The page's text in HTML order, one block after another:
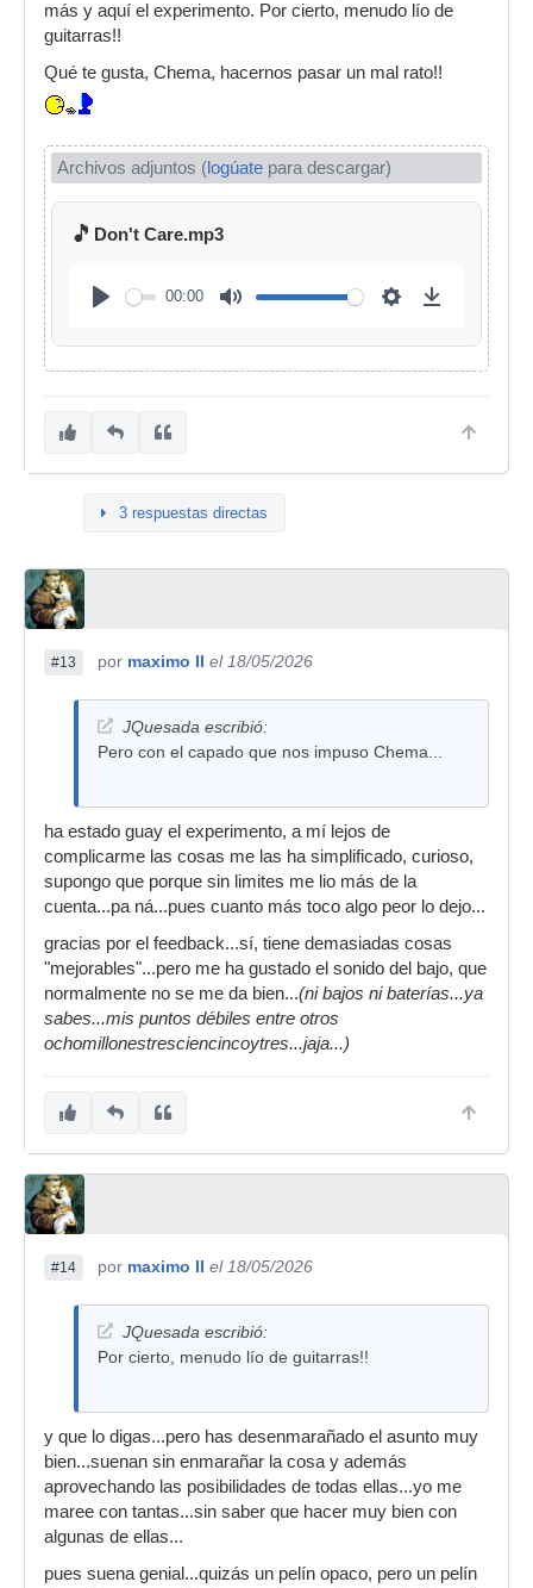
más y aquí el experimento. Por cierto, menudo lío de
guitarras!!
Qué te gusta, Chema, hacernos pasar un mal rato!!
Archivos adjuntos (logúate para descargar)
🎵 Don't Care.mp3
00:00
3 respuestas directas
#13 por maximo II el 18/05/2026
JQuesada escribió:
Pero con el capado que nos impuso Chema...
ha estado guay el experimento, a mí lejos de
complicarme las cosas me las ha simplificado, curioso,
supongo que porque sin limites me lio más de la
cuenta...pa ná...pues cuanto más toco algo peor lo dejo...
gracias por el feedback...sí, tiene demasiadas cosas
"mejorables"...pero me ha gustado el sonido del bajo, que
normalmente no se me da bien...(ni bajos ni baterías...ya
sabes...mis puntos débiles entre otros
ochomillonestresciencincoytres...jaja...)
#14 por maximo II el 18/05/2026
JQuesada escribió:
Por cierto, menudo lío de guitarras!!
y que lo digas...pero has desenmarañado el asunto muy
bien...suenan sin enmarañar la cosa y además
aprovechando las posibilidades de todas ellas...yo me
maree con tantas...sin saber que hacer muy bien con
algunas de ellas...
pues suena genial...quizás un pelín opaco, pero un pelín